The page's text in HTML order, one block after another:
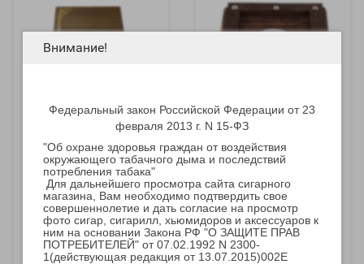
Внимание!
Федеральный закон Российской Федерации от 23
февраля 2013 г. N 15-ФЗ
"Об охране здоровья граждан от воздействия
окружающего табачного дыма и последствий
потребления табака"
Для дальнейшего просмотра сайта сигарного
магазина, Вам необходимо подтвердить свое
совершеннолетие и дать согласие на просмотр
фото сигар, сигарилл, хьюмидоров и аксессуаров к
ним на основании Закона РФ "О ЗАЩИТЕ ПРАВ
ПОТРЕБИТЕЛЕЙ" от 07.02.1992 N 2300-
1(действующая редакция от 13.07.2015)002E
Подарочный набор
сигар Сигары El Baton
10 500 р.
Сигарный набор 6
Plasencia Reserva
Original Sampler 6
сигар
15 000 р.